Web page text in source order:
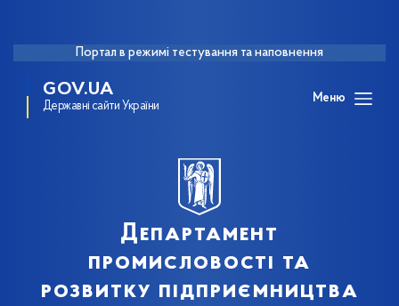
Портал в режимі тестування та наповнення
GOV.UA
Державні сайти України
Меню
Департамент
промисловості та
розвитку підприємництва